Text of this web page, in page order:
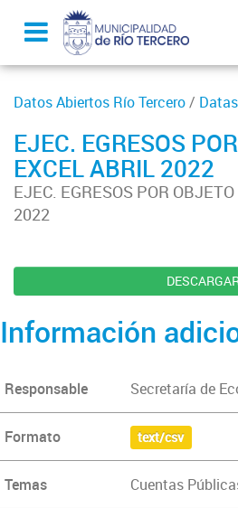
Datos Abiertos Río Tercero/
EJEC. EGRESOS
EXCEL ABRIL 2022
EJEC. EGRESOS POR
2022
Información
Responsable Secretaría de
Formato text/csv
Temas Cuentas